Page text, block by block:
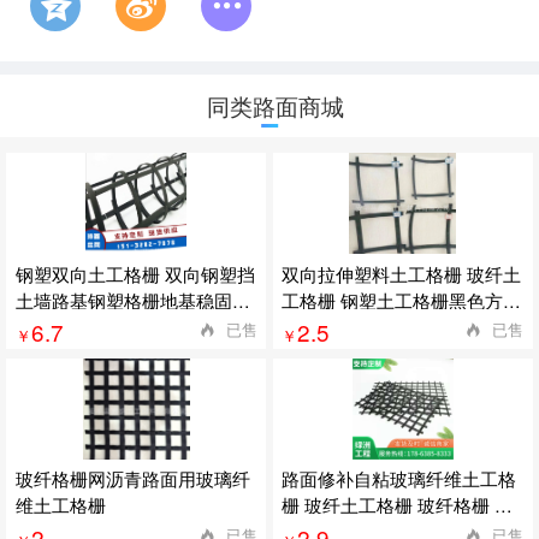
同类路面商城
钢塑双向土工格栅 双向钢塑挡
土墙路基钢塑格栅地基稳固加
筋格栅
￥6.7 已售
双向拉伸塑料土工格栅 玻纤土
工格栅 钢塑土工格栅黑色方孔
塑料网
￥2.5 已售
玻纤格栅网沥青路面用玻璃纤
维土工格栅
路面修补自粘玻璃纤维土工格
栅 玻纤土工格栅 玻纤格栅 厂
家发货